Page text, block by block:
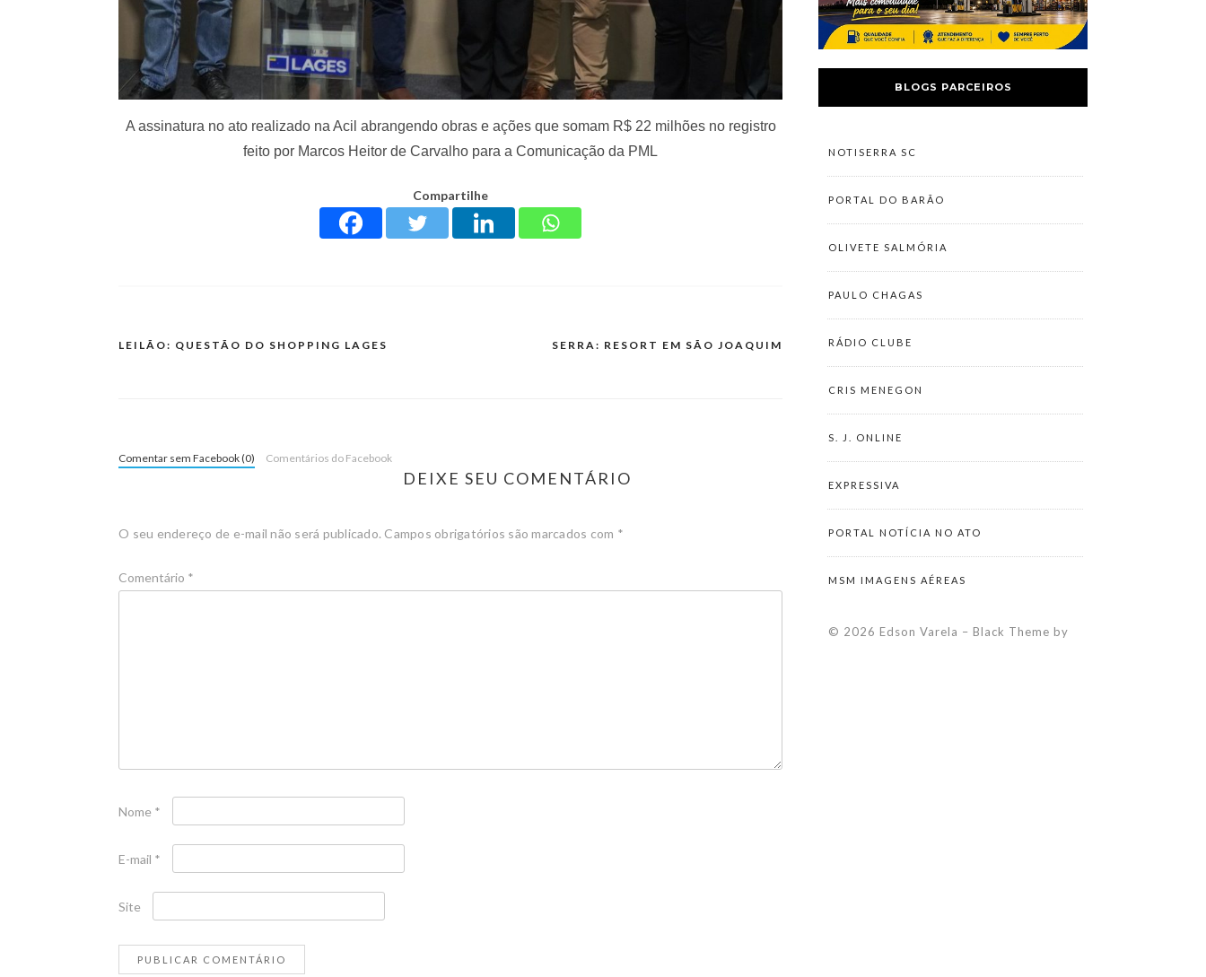
A assinatura no ato realizado na Acil abrangendo obras e ações que somam R$ 22 milhões no registro
feito por Marcos Heitor de Carvalho para a Comunicação da PML
Compartilhe
LEILÃO: QUESTÃO DO SHOPPING LAGES SERRA: RESORT EM SÃO JOAQUIM
DEIXE SEU COMENTÁRIO
Comentar sem Facebook (0) Comentários do Facebook
O seu endereço de e-mail não será publicado. Campos obrigatórios são marcados com *
Comentário *
Nome *
E-mail *
Site
BLOGS PARCEIROS
NOTISERRA SC
PORTAL DO BARÃO
OLIVETE SALMÓRIA
PAULO CHAGAS
RÁDIO CLUBE
CRIS MENEGON
S. J. ONLINE
EXPRESSIVA
PORTAL NOTÍCIA NO ATO
MSM IMAGENS AÉREAS
© 2026 Edson Varela – Black Theme by